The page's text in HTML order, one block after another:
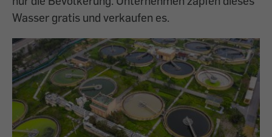
Wasser gratis und verkaufen es.